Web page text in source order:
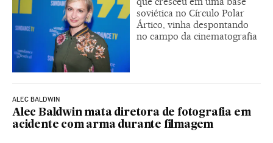
soviética no Círculo Polar
Ártico, vinha despontando
no campo da cinematografia
ALEC BALDWIN
Alec Baldwin mata diretora de fotografia em
acidente com arma durante filmagem